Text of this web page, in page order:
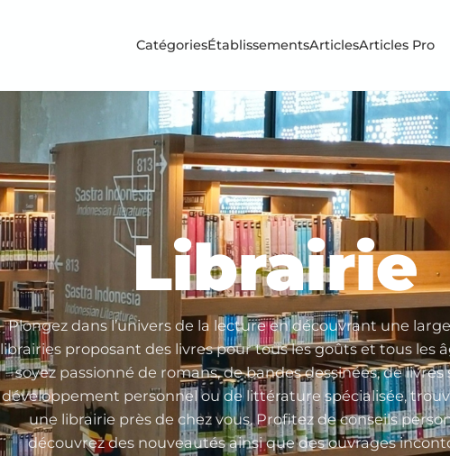
CatégoriesÉtablissementsArticlesArticles Pro
Librairie
Plongez dans l’univers de la lecture en découvrant une
librairies proposant des livres pour tous les goûts et tous les
soyez passionné de romans, de bandes dessinées, de livres
développement personnel ou de littérature spécialisée,
une librairie près de chez vous. Profitez de conseils
découvrez des nouveautés ainsi que des ouvrages